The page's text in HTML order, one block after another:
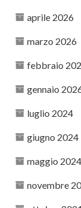
aprile 2026
marzo 2026
febbraio
gennaio
luglio 2024
giugno 2024
maggio 2024
novembre